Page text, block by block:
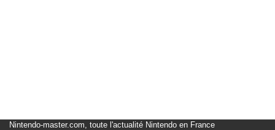
Nintendo-master.com, toute l'actualité Nintendo en France